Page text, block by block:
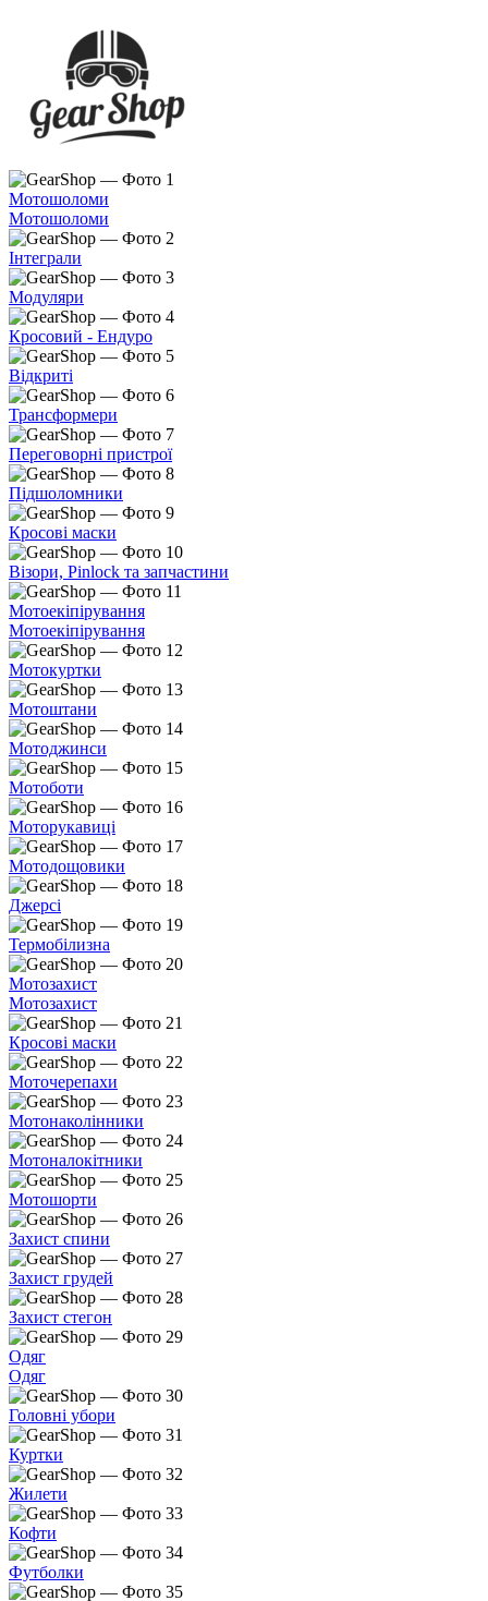
Мотошоломи
Мотошоломи
Інтеграли
Модуляри
Кросовий - Ендуро
Відкриті
Трансформери
Переговорні пристрої
Підшоломники
Кросові маски
Візори, Pinlock та запчастини
Мотоекіпірування
Мотоекіпірування
Мотокуртки
Мотоштани
Мотоджинси
Мотоботи
Моторукавиці
Мотодощовики
Джерсі
Термобілизна
Мотозахист
Мотозахист
Кросові маски
Моточерепахи
Мотонаколінники
Мотоналокітники
Мотошорти
Захист спини
Захист грудей
Захист стегон
Одяг
Одяг
Головні убори
Куртки
Жилети
Кофти
Футболки